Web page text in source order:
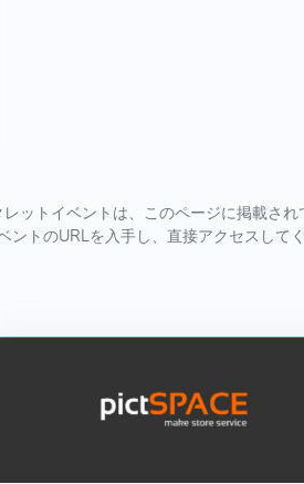
ットイベントは、このページに掲載され
ントのURLを入手し、直接アクセスしてく